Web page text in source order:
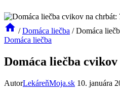
/ Domáca liečba / Domáca
Domáca liečba
Domáca liečba
AutorLekáreňMoja.sk 10. januára